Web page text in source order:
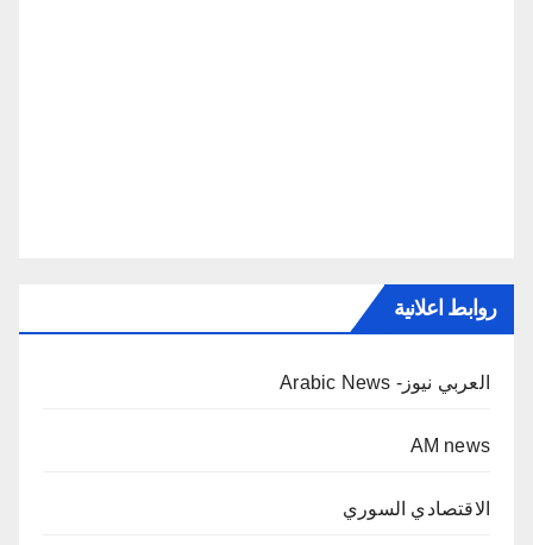
روابط اعلانية
العربي نيوز- Arabic News
AM news
الاقتصادي السوري